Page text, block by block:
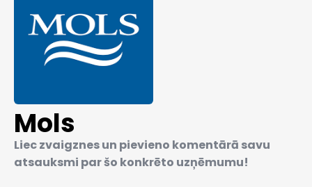
Mols
Liec zvaigznes un pievieno komentārā savu
atsauksmi par šo konkrēto uzņēmumu!